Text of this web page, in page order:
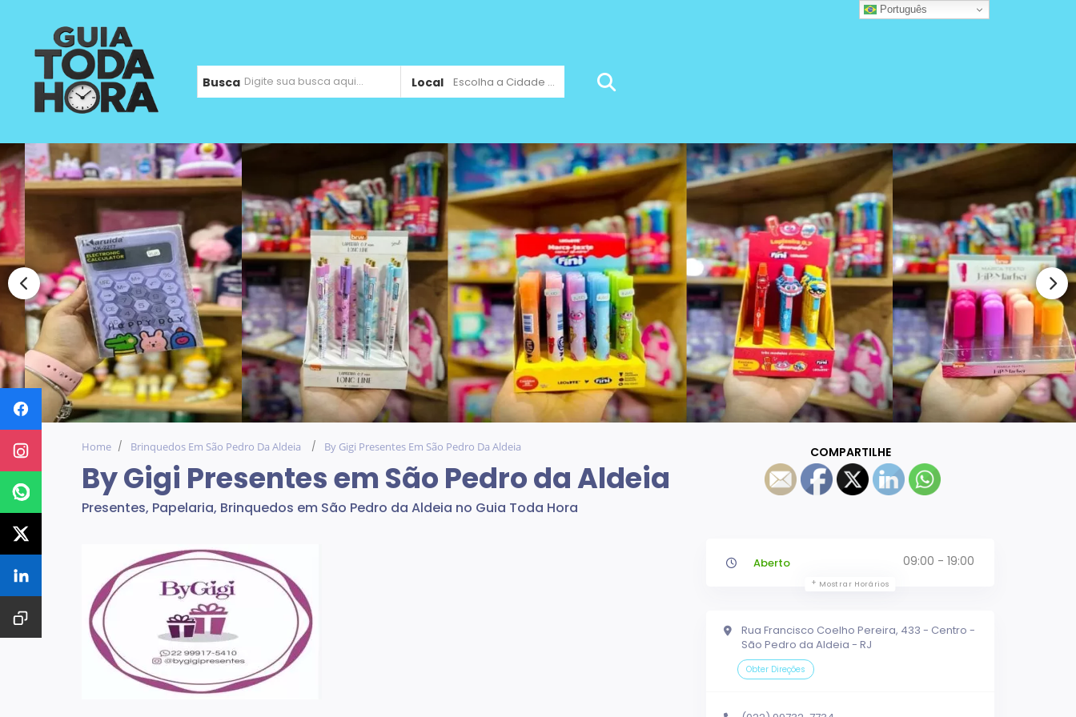
Busca Local Escolha a Cidade ...
Home Brinquedos Em São Pedro Da Aldeia By Gigi Presentes Em São Pedro Da Aldeia
By Gigi Presentes em São Pedro da Aldeia
Presentes, Papelaria, Brinquedos em São Pedro da Aldeia no Guia Toda Hora
COMPARTILHE
Aberto 09:00 - 19:00
Mostrar Horários
Rua Francisco Coelho Pereira, 433 - Centro -
São Pedro da Aldeia - RJ
Obter Direções
Português